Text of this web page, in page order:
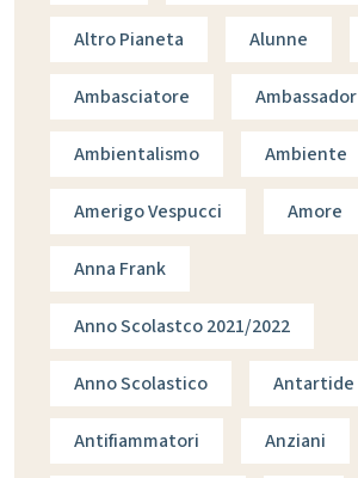
Altro Pianeta Alunne
Ambasciatore Ambassador
Ambientalismo Ambiente
Amerigo Vespucci Amore
Anna Frank
Anno Scolastco 2021/2022
Anno Scolastico Antartide
Antifiammatori Anziani